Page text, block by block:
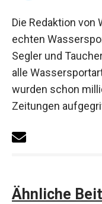
Die Redaktion
echten
Segler und
alle
wurden schon
Zeitungen
Ähnliche